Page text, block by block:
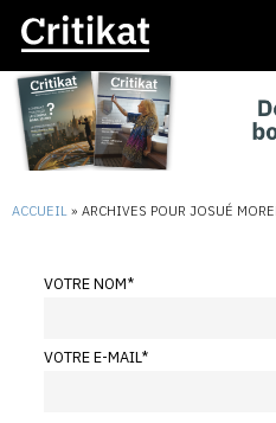
ACCUEIL » ARCHIVES POUR JOSUÉ
VOTRE NOM*
VOTRE E-MAIL*